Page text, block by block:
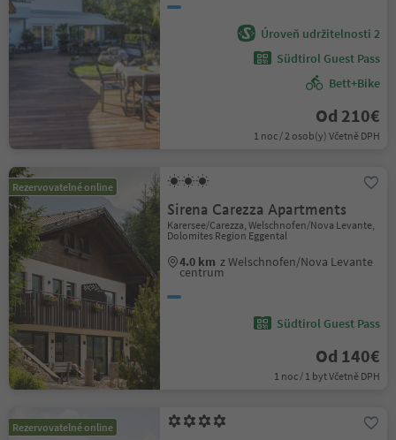
Úroveň udržitelnosti 2
Südtirol Guest Pass
Bett+Bike
Od 210€
1 noc / 2 osob(y) Včetně DPH
Rezervovatelné online
Sirena Carezza Apartments
Karersee/Carezza, Welschnofen/Nova Levante,
Dolomites Region Eggental
4.0 km z Welschnofen/Nova Levante
centrum
Südtirol Guest Pass
Od 140€
1 noc / 1 byt Včetně DPH
Rezervovatelné online